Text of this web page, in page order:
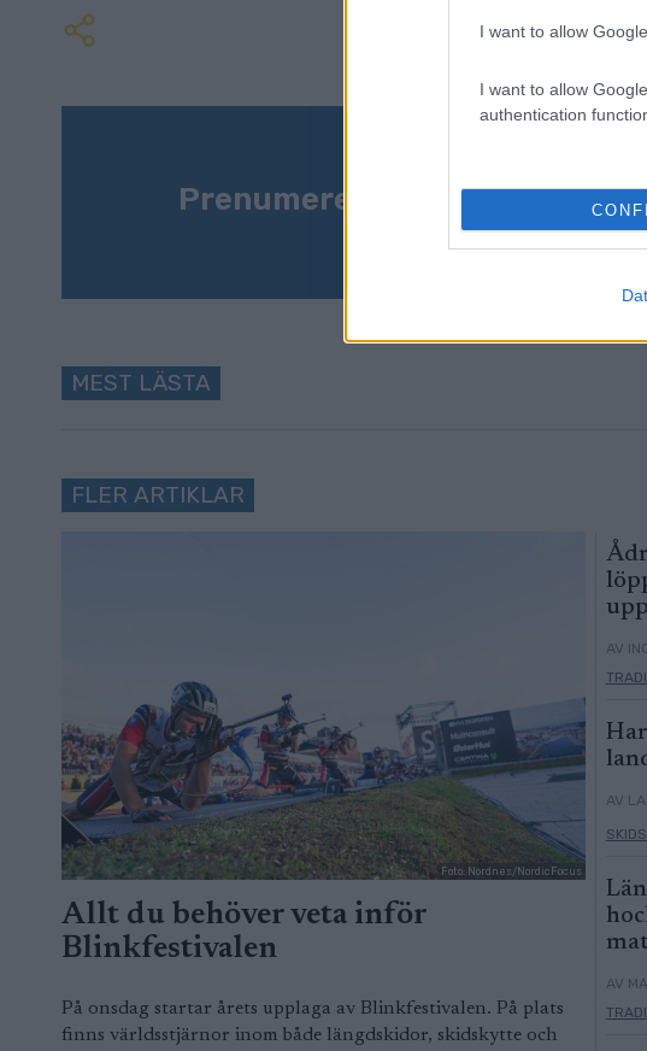
I want to allow
I want to allow
authentication
Prenumerera på vårt
MEST LÄSTA
FLER ARTIKLAR
Foto: Nordnes/NordicFocus
Allt du behöver veta inför
Blinkfestivalen
På onsdag startar årets upplaga av Blinkfestivalen. På plats
finns världsstjärnor inom både längdskidor, skidskytte och
AV
AV
AV